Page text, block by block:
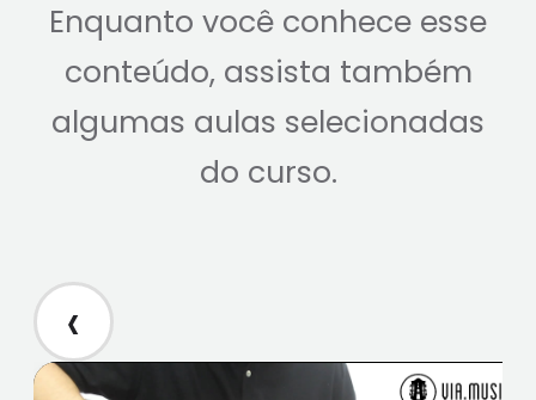
Enquanto você conhece esse
conteúdo, assista também
algumas aulas selecionadas
do curso.
‹